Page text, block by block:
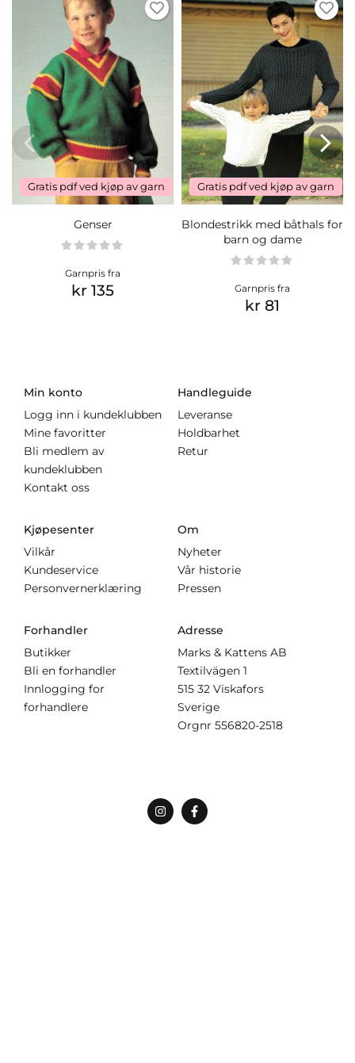
Gratis pdf ved kjøp av garn
Genser
Garnpris fra
kr 135
Gratis pdf ved kjøp av garn
Blondestrikk med båthals for
barn og dame
Garnpris fra
kr 81
Min konto
Logg inn i kundeklubben
Mine favoritter
Bli medlem av
kundeklubben
Kontakt oss
Handleguide
Leveranse
Holdbarhet
Retur
Kjøpesenter
Vilkår
Kundeservice
Personvernerklæring
Om
Nyheter
Vår historie
Pressen
Forhandler
Butikker
Bli en forhandler
Innlogging for
forhandlere
Adresse
Marks & Kattens AB
Textilvägen 1
515 32 Viskafors
Sverige
Orgnr 556820-2518